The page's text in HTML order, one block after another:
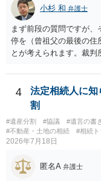
小杉 和 弁護士
まず前段の質問ですが
停を（曾祖父の最後の住
とが考えられます。裁
能と思われます。時間が
揃える必要があります
4
法定相続人に
割
#遺産分割 #協議 #遺言の書
#不動産・土地の相続
#相続
2026年7月18日
匿名A 弁護士